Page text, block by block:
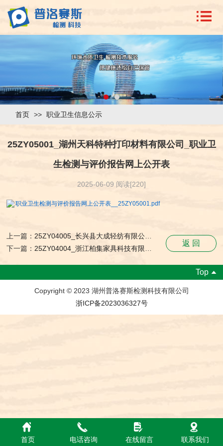
首页 >> 职业卫生信息公示
25ZY05001_湖州天科特种打印材料有限公司_职业卫
生检测与评价报告网上公开表
2025-06-09 阅读[220]
职业卫生检测与评价报告网上公开表__25ZY05001.pdf
上一篇：25ZY04005_长兴县大成轻纺有限公司_职业卫生检测与评价报告网上公开表
下一篇：25ZY04004_浙江柏集家具科技有限公司_职业卫生检测与评价报告网上公开表
返 回
Top
Copyright © 2023 湖州普洛赛斯检测科技有限公司
浙ICP备2023036327号
首页 电话咨询 在线留言 联系我们